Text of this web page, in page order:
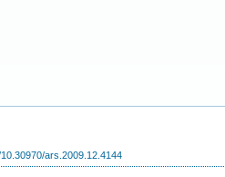
ars.2009.12.4144